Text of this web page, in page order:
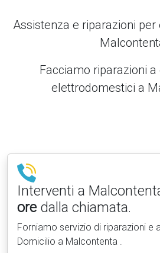
Assistenza e riparazioni
Facciamo riparazioni
elettrodomestici a
Interventi a
ore dalla chiamata.
Forniamo servizio di riparazioni e
Domicilio a Malcontenta .